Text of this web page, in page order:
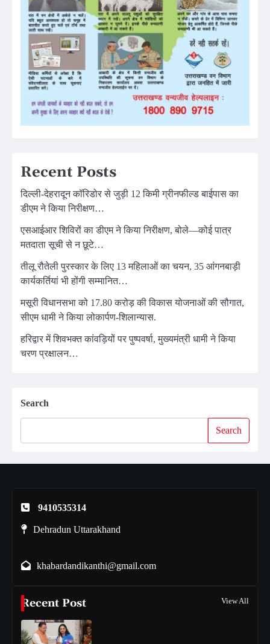
Recent Posts
दिल्ली-देहरादून कॉरिडोर से जुड़ी 12 किमी ग्रीनफील्ड बाईपास का
डीएम ने किया निरीक्षण…
एसआईआर शिविरों का डीएम ने किया निरीक्षण, बोले—कोई पात्र
मतदाता सूची से न छूटे…
तीलू रौतेली पुरस्कार के लिए 13 महिलाओं का चयन, 35 आंगनबाड़ी
कार्यकर्तियां भी होंगी सम्मानित…
मसूरी विधानसभा को 17.80 करोड़ की विकास योजनाओं की सौगात,
सीएम धामी ने किया लोकार्पण-शिलान्यास.
हरिद्वार में शिवभक्त कांवड़ियों पर पुष्पवर्षा, मुख्यमंत्री धामी ने किया
चरण प्रक्षालन…
Search
Search
9410535314
Dehradun Uttarakhand
khabardandikanthi@gmail.com
Recent Post View All